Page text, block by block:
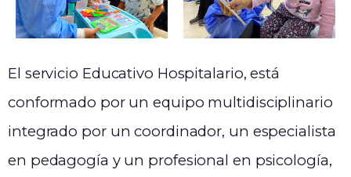
El servicio Educativo Hospitalario, está
conformado por un equipo multidisciplinario
integrado por un coordinador, un especialista
en pedagogía y un profesional en psicología,